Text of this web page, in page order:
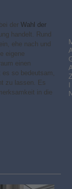
derWahl der
handelt. Rund
ehe nach und
eigene
einen
so bedeutsam,
zu lassen. Es
in die
I